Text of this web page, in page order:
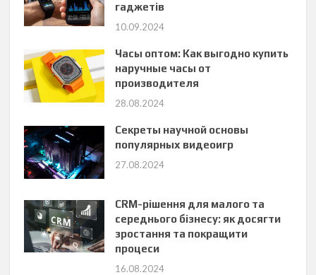
гаджетів
10.09.2024
Часы оптом: Как выгодно купить
наручные часы от
производителя
28.08.2024
Секреты научной основы
популярных видеоигр
27.08.2024
CRM-рішення для малого та
середнього бізнесу: як досягти
зростання та покращити
процеси
16.08.2024